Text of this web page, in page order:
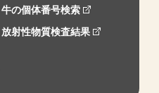
牛の個体番号検索
放射性物質検査結果